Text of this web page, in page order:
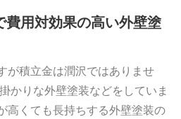
費用対効果の高い外壁塗
が積立金は潤沢ではありませ
かりな外壁塗装などをしていま
高くても長持ちする外壁塗装の